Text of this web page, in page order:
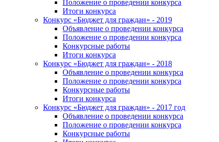
Положение о проведении конкурса
Итоги конкурса
Конкурс «Бюджет для граждан» - 2019
Объявление о проведении конкурса
Положение о проведении конкурса
Конкурсные работы
Итоги конкурса
Конкурс «Бюджет для граждан» - 2018
Объявление о проведении конкурса
Положение о проведении конкурса
Конкурсные работы
Итоги конкурса
Конкурс «Бюджет для граждан» - 2017 год
Объявление о проведении конкурса
Положение о проведении конкурса
Конкурсные работы